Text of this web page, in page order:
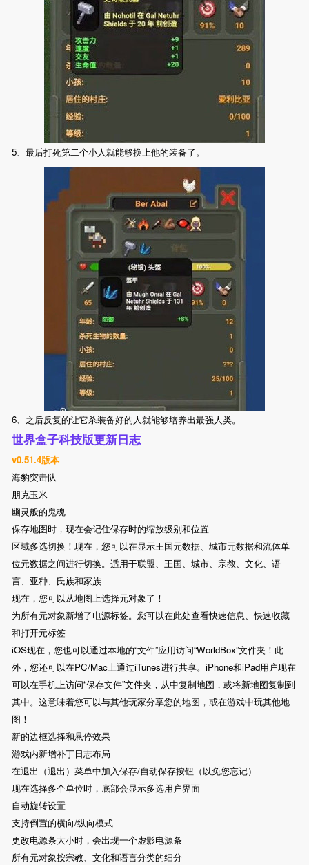
5、最后打死第二个小人就能够换上他的装备了。
6、之后反复的让它杀装备好的人就能够培养出最强人类。
世界盒子科技版更新日志
v0.51.4版本
海豹突击队
朋克玉米
幽灵般的鬼魂
保存地图时，现在会记住保存时的缩放级别和位置
区域多选切换！现在，您可以在显示王国元数据、城市元数据和流体单
位元数据之间进行切换。适用于联盟、王国、城市、宗教、文化、语
言、亚种、氏族和家族
现在，您可以从地图上选择元对象了！
为所有元对象新增了电源标签。您可以在此处查看快速信息、快速收藏
和打开元标签
iOS现在，您也可以通过本地的“文件”应用访问“WorldBox”文件夹！此
外，您还可以在PC/Mac上通过iTunes进行共享。iPhone和iPad用户现在
可以在手机上访问“保存文件”文件夹，从中复制地图，或将新地图复制到
其中。这意味着您可以与其他玩家分享您的地图，或在游戏中玩其他地
图！
新的边框选择和悬停效果
游戏内新增补丁日志布局
在退出（退出）菜单中加入保存/自动保存按钮（以免您忘记）
现在选择多个单位时，底部会显示多选用户界面
自动旋转设置
支持倒置的横向/纵向模式
更改电源条大小时，会出现一个虚影电源条
所有元对象按宗教、文化和语言分类的细分